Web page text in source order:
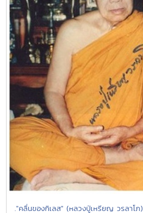
."คลื่นของกิเลส" (หลวงปู่เหรียญ วรลาโภ)